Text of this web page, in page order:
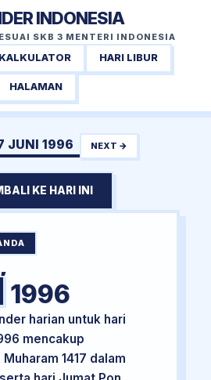
INDONESIA
SKB 3 MENTERI INDONESIA
KALKULATOR HARI LIBUR
HALAMAN
JUNI 1996 NEXT →
KE HARI INI
1996
harian untuk hari
mencakup
1417 dalam